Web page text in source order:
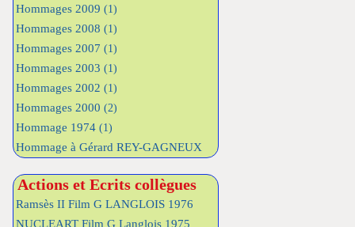
Hommages 2009 (1)
Hommages 2008 (1)
Hommages 2007 (1)
Hommages 2003 (1)
Hommages 2002 (1)
Hommages 2000 (2)
Hommage 1974 (1)
Hommage à Gérard REY-GAGNEUX
Actions et Ecrits collègues
Ramsès II Film G LANGLOIS 1976
NUCLEART Film G Langlois 1975